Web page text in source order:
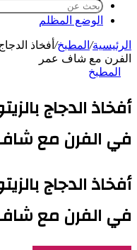
الوضع المظلم
الرئيسية/ المطبخ/ أفخاذ
الفرن مع شاف عمر
المطبخ
أفخاذ الدجاج
في الفرن مع
أفخاذ الدجاج
في الفرن مع